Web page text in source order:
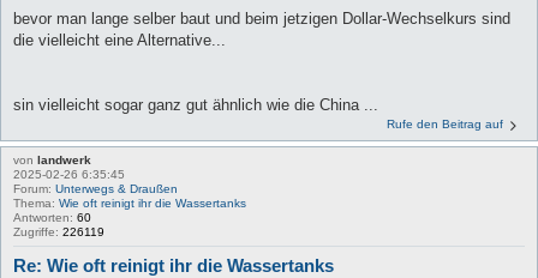
bevor man lange selber baut und beim jetzigen Dollar-Wechselkurs sind
die vielleicht eine Alternative...
sin vielleicht sogar ganz gut ähnlich wie die China ...
Rufe den Beitrag auf
von landwerk
2025-02-26 6:35:45
Forum: Unterwegs & Draußen
Thema: Wie oft reinigt ihr die Wassertanks
Antworten: 60
Zugriffe: 226119
Re: Wie oft reinigt ihr die Wassertanks